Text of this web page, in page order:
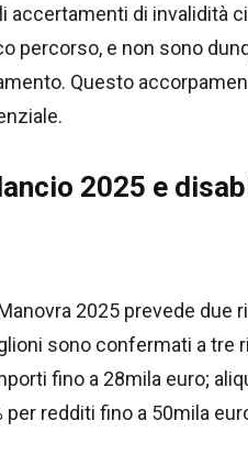
accertamenti di invalidità
percorso, e non sono
Questo
2025 e
2025 prevede
sono confermati a
fino a 28mila euro;
per redditi fino a 50mila